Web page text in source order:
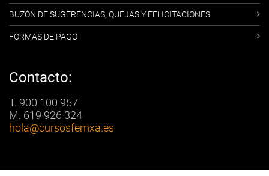
BUZÓN DE SUGERENCIAS, QUEJAS Y FELICITACIONES
FORMAS DE PAGO
Contacto:
T. 900 100 957
M. 619 926 324
hola@cursosfemxa.es